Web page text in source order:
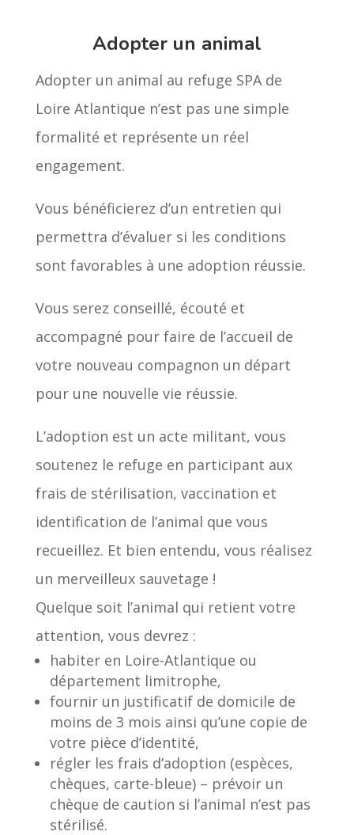
Adopter un animal
Adopter un animal au refuge SPA de
Loire Atlantique n’est pas une simple
formalité et représente un réel
engagement.
Vous bénéficierez d’un entretien qui
permettra d’évaluer si les conditions
sont favorables à une adoption réussie.
Vous serez conseillé, écouté et
accompagné pour faire de l’accueil de
votre nouveau compagnon un départ
pour une nouvelle vie réussie.
L’adoption est un acte militant, vous
soutenez le refuge en participant aux
frais de stérilisation, vaccination et
identification de l’animal que vous
recueillez. Et bien entendu, vous réalisez
un merveilleux sauvetage !
Quelque soit l’animal qui retient votre
attention, vous devrez :
habiter en Loire-Atlantique ou
département limitrophe,
fournir un justificatif de domicile de
moins de 3 mois ainsi qu’une copie de
votre pièce d’identité,
régler les frais d’adoption (espèces,
chèques, carte-bleue) – prévoir un
chèque de caution si l’animal n’est pas
stérilisé.